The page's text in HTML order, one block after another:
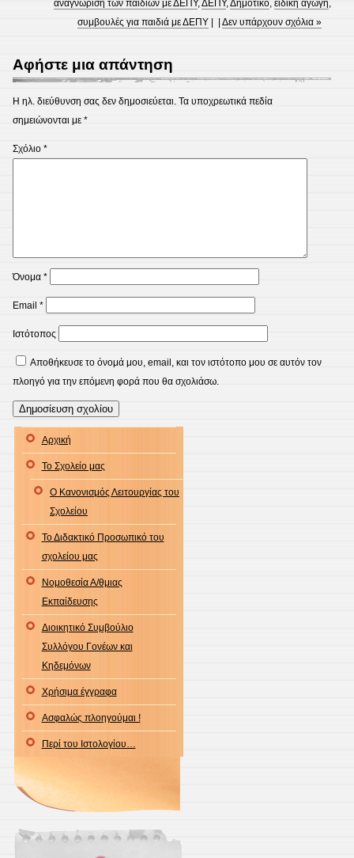
αναγνώριση των παιδιών με ΔΕΠΥ,ΔΕΠΥ,Δημοτικό,ειδική αγωγή,
συμβουλές για παιδιά με ΔΕΠΥ | |Δεν υπάρχουν σχόλια »
Αφήστε μια απάντηση
Η ηλ. διεύθυνση σας δεν δημοσιεύεται. Τα υποχρεωτικά πεδία
σημειώνονται με *
Σχόλιο *
Όνομα *
Email *
Ιστότοπος
Αποθήκευσε το όνομά μου, email, και τον ιστότοπο μου σε αυτόν τον
πλοηγό για την επόμενη φορά που θα σχολιάσω.
Αρχική
Το Σχολείο μας
Ο Κανονισμός Λειτουργίας του
Σχολείου
Το Διδακτικό Προσωπικό του
σχολείου μας
Νομοθεσία Α/θμιας
Εκπαίδευσης
Διοικητικό Συμβούλιο
Συλλόγου Γονέων και
Κηδεμόνων
Χρήσιμα έγγραφα
Ασφαλώς πλοηγούμαι !
Περί του Ιστολογίου…